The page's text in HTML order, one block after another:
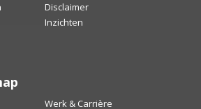
Disclaimer
Inzichten
Werk & Carrière